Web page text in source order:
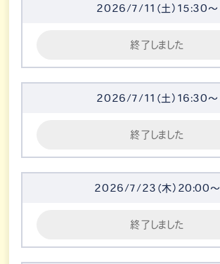
2026/7/11（土）15:30～
終了しました
2026/7/11（土）16:30～
終了しました
2026/7/23（木）20:00～
終了しました